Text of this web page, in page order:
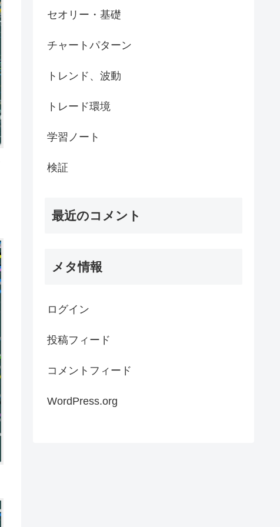
セオリー・基礎
チャートパターン
トレンド、波動
トレード環境
学習ノート
検証
最近のコメント
メタ情報
ログイン
投稿フィード
コメントフィード
WordPress.org